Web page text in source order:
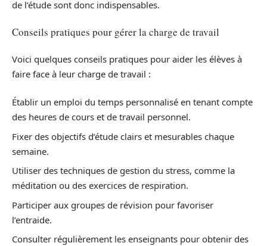
de l’étude sont donc indispensables.
Conseils pratiques pour gérer la charge de travail
Voici quelques conseils pratiques pour aider les élèves à
faire face à leur charge de travail :
Établir un emploi du temps personnalisé en tenant compte
des heures de cours et de travail personnel.
Fixer des objectifs d’étude clairs et mesurables chaque
semaine.
Utiliser des techniques de gestion du stress, comme la
méditation ou des exercices de respiration.
Participer aux groupes de révision pour favoriser
l’entraide.
Consulter régulièrement les enseignants pour obtenir des